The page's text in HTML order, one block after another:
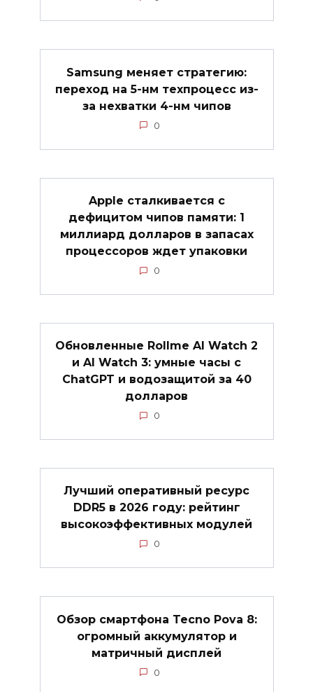
Samsung меняет стратегию:
переход на 5-нм техпроцесс из-
за нехватки 4-нм чипов
0
Apple сталкивается с
дефицитом чипов памяти: 1
миллиард долларов в запасах
процессоров ждет упаковки
0
Обновленные Rollme AI Watch 2
и AI Watch 3: умные часы с
ChatGPT и водозащитой за 40
долларов
0
Лучший оперативный ресурс
DDR5 в 2026 году: рейтинг
высокоэффективных модулей
0
Обзор смартфона Tecno Pova 8:
огромный аккумулятор и
матричный дисплей
0